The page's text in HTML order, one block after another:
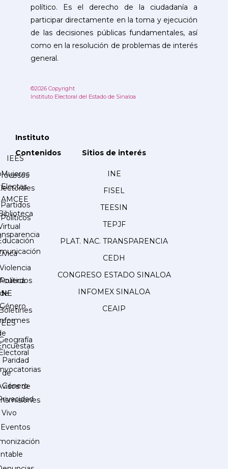
político. Es el derecho de la ciudadanía a
participar directamente en la toma y ejecución
de las decisiones públicas fundamentales, así
como en la resolución de problemas de interés
general.
©2026 Copyright
Instituto Electoral del Estado de Sinaloa
Instituto
IEES
Partidos
Políticos
de
Contenidos
Mujeres
Electas
AMCEE
Violencia
Política
de
Género
Paridad
de
Género
Eventos
Sitios de interés
INE
FISEL
TEESIN
TEPJF
PLAT. NAC. TRANSPARENCIA
CEDH
CONGRESO ESTADO SINALOA
INFOMEX SINALOA
CEAIP